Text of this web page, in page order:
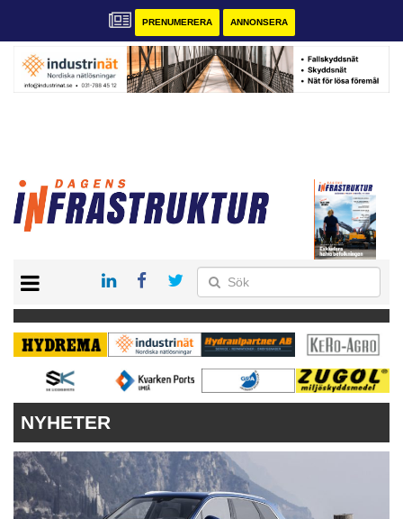
PRENUMERERA ANNONSERA
KONTAKT
VÅRA ANDRA MAGASIN
PRENUMERERA
NYHETER